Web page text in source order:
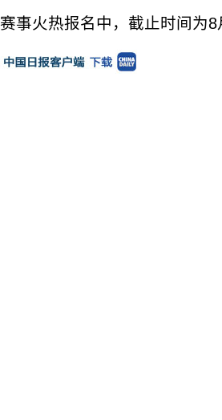
赛事火热报名中，截止时间为8